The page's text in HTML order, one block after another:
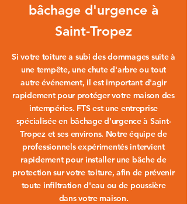
bâchage d'urgence à
Saint-Tropez
Si votre toiture a subi des dommages suite à
une tempête, une chute d'arbre ou tout
autre événement, il est important d'agir
rapidement pour protéger votre maison des
intempéries. FTS est une entreprise
spécialisée en bâchage d'urgence à Saint-
Tropezet ses environs. Notre équipe de
professionnels expérimentés intervient
rapidement pour installer une bâche de
protection sur votre toiture, afin de prévenir
toute infiltration d'eau ou de poussière
dans votre maison.